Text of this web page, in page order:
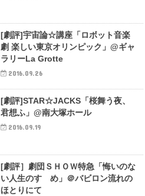
[劇評]宇宙論☆講座「ロボット音楽
劇 楽しい東京オリンピック」@ギャ
ラリーLa Grotte
2016.09.26
[劇評]STAR☆JACKS「桜舞う夜、
君想ふ」@南大塚ホール
2016.09.19
[劇評］劇団ＳＨＯＷ特急「悔いのな
い人生のすゝめ」＠バビロン流れの
ほとりにて